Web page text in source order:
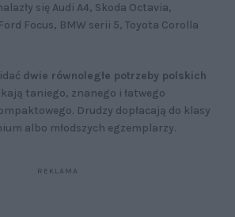
się Audi A4, Skoda Octavia,
Focus, BMW serii 5, Toyota Corolla
dwie równoległe potrzeby polskich
taniego, znanego i łatwego
Drudzy dopłacają do klasy
albo młodszych egzemplarzy.